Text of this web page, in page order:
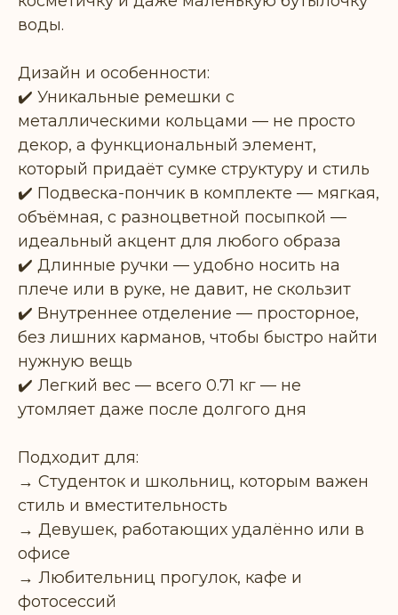
воды.
Дизайн и особенности:
✔️ Уникальные ремешки с
металлическими кольцами — не просто
декор, а функциональный элемент,
который придаёт сумке структуру и стиль
✔️ Подвеска-пончик в комплекте — мягкая,
объёмная, с разноцветной посыпкой —
идеальный акцент для любого образа
✔️ Длинные ручки — удобно носить на
плече или в руке, не давит, не скользит
✔️ Внутреннее отделение — просторное,
без лишних карманов, чтобы быстро найти
нужную вещь
✔️ Легкий вес — всего 0.71 кг — не
утомляет даже после долгого дня
Подходит для:
→ Студенток и школьниц, которым важен
стиль и вместительность
→ Девушек, работающих удалённо или в
офисе
→ Любительниц прогулок, кафе и
фотосессий